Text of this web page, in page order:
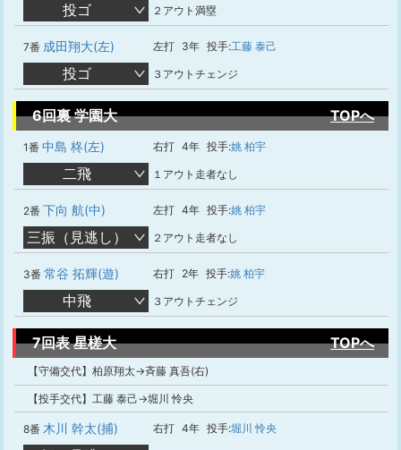
投ゴ ２アウト満塁
7番 成田翔大(左) 左打 3年 投手:工藤 泰己
投ゴ ３アウトチェンジ
6回裏 学園大 TOPへ
1番 中島 柊(左) 右打 4年 投手:姚 柏宇
二飛 １アウト走者なし
2番 下向 航(中) 左打 4年 投手:姚 柏宇
三振（見逃し） ２アウト走者なし
3番 常谷 拓輝(遊) 右打 2年 投手:姚 柏宇
中飛 ３アウトチェンジ
7回表 星槎大 TOPへ
【守備交代】柏原翔太→斉藤 真吾(右)
【投手交代】工藤 泰己→堀川 怜央
8番 木川 幹太(捕) 右打 4年 投手:堀川 怜央